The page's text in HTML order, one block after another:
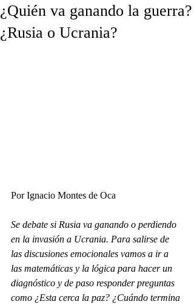
¿Quién va ganando la guerra?
¿Rusia o Ucrania?
Por Ignacio Montes de Oca
Se debate si Rusia va ganando o perdiendo
en la invasión a Ucrania. Para salirse de
las discusiones emocionales vamos a ir a
las matemáticas y la lógica para hacer un
diagnóstico y de paso responder preguntas
como ¿Esta cerca la paz? ¿Cuándo termina